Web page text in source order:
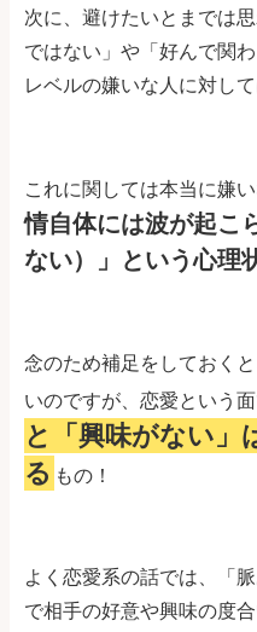
次に、避けたいとまでは
ではない」や「好んで関
レベルの嫌いな人に対し
これに関しては本当に嫌
情自体には波が起こ
ない）」という心理
念のため補足をしておく
いのですが、恋愛という
と「興味がない」
る もの！
よく恋愛系の話では、「
で相手の好意や興味の度